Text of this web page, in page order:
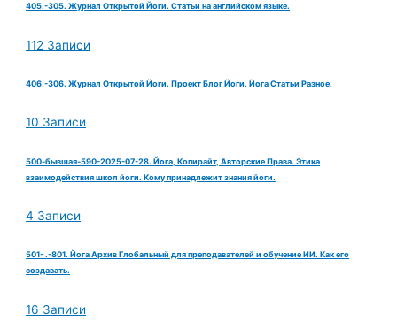
405.-305. Журнал Открытой Йоги. Статьи на английском языке.
112 Записи
406.-306. Журнал Открытой Йоги. Проект Блог Йоги. Йога Статьи Разное.
10 Записи
500-бывшая-590-2025-07-28. Йога, Копирайт, Авторские Права. Этика
взаимодействия школ йоги. Кому принадлежит знания йоги.
4 Записи
501- .-801. Йога Архив Глобальный для преподавателей и обучение ИИ. Как его
создавать.
16 Записи